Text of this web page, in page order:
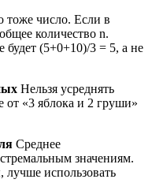
тоже число. Если в
количество n.
будет (5+0+10)/3 = 5, а не
Нельзя усреднять
«3 яблока и 2 груши»
Среднее
значениям.
лучше использовать